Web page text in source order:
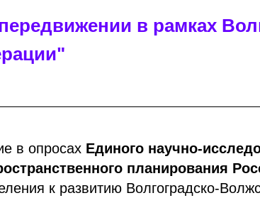
в рамках
в опросах Единого научно-
планирования
к развитию Волгоградско-